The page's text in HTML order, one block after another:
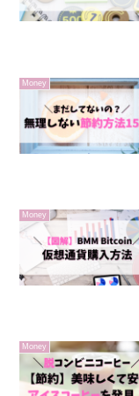
Money
Money
Money